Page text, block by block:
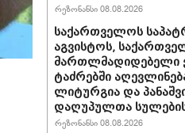
რეზონანსი 08.08.2026
საქართველოს
აგვისტოს,
მართლმადიდებელი
ტაძრებში
ლიტურგია და
დაღუპულთა
რეზონანსი 08.08.2026